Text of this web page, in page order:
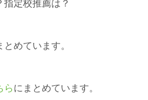
定校推薦は？
めています。
らにまとめています。